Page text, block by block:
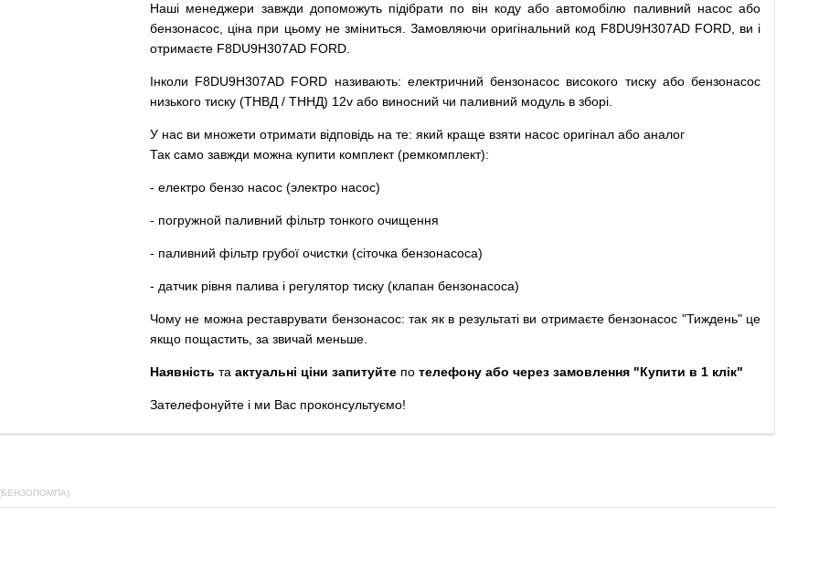
Наші менеджери завжди допоможуть підібрати по він коду або автомобілю паливний насос або
бензонасос
ціна при цьому не зміниться Замовляючи оригінальний код F8DU9H307AD FORD, ви і
отримаєте F8DU9H307AD FORD.
Інколи F8DU9H307AD FORD називають: електричний бензонасос високого тиску або бензонасос
низького тиску (ТНВД / ТННД) 12v або виносний чи паливний модуль в зборі
У нас ви множети отримати відповідь на те: який краще взяти насос оригінал або аналог
Так само завжди можна купити комплект (ремкомплект):
- електро бензо насос (электро насос)
- погружной паливний фільтр тонкого очищення
- паливний фільтр грубої очистки (сіточка бензонасоса)
- датчик рівня палива і регулятор тиску (клапан бензонасоса)
Чому не можна реставрувати бензонасос: так як в результаті ви отримаєте бензонасос "Тиждень" це
якщо пощастить, за звичай меньше.
Наявність та актуальні ціни запитуйте по телефону або через замовлення "Купити в 1 клік"
Зателефонуйте і ми Вас проконсультуємо!
(БЕНЗОПОМПА)